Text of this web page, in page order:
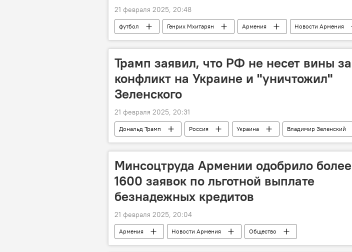
21 февраля 2025, 20:48
футбол Генрих Мхитарян Армения Новости Армения
Трамп заявил, что РФ не несет вины за
конфликт на Украине и "уничтожил"
Зеленского
21 февраля 2025, 20:31
Дональд Трамп Россия Украина Владимир Зеленский
Минсоцтруда Армении одобрило более
1600 заявок по льготной выплате
безнадежных кредитов
21 февраля 2025, 20:04
Армения Новости Армения Общество